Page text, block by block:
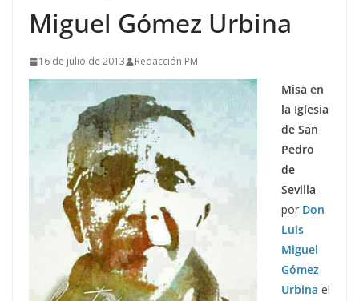
Miguel Gómez Urbina
16 de julio de 2013 Redacción PM
Misa en
la Iglesia
de San
Pedro
de
Sevilla
por Don
Luis
Miguel
Gómez
Urbina el